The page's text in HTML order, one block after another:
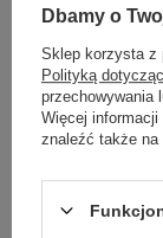
sieciowego
Dbamy o
Sklep korzysta z
Polityką
przechowywania
Więcej
znaleźć także na